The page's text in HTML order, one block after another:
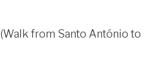
(Walk from Santo António to